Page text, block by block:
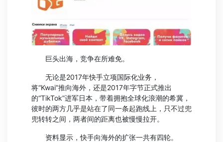
巨头出海，竞争在所难免。
无论是2017年快手立项国际化业务，
将“Kwai”推向海外，还是2017年字节正式推出
的“TikTok”进军日本，带着拥抱全球化浪潮的希冀，
彼时的两方几乎是站在了同一条起跑线上，只不过兜
兜转转之间，两者间的距离也被慢慢拉开。
资料显示，快手向海外的扩张一共有四轮。